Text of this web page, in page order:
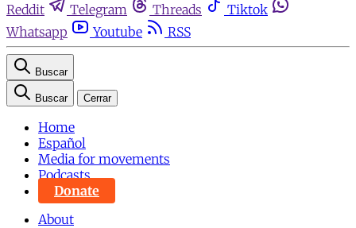
Reddit
Telegram Threads
Tiktok
Whatsapp
Youtube RSS
Buscar
Buscar Cerrar
Home
Español
Media for movements
Podcasts
Donate
About